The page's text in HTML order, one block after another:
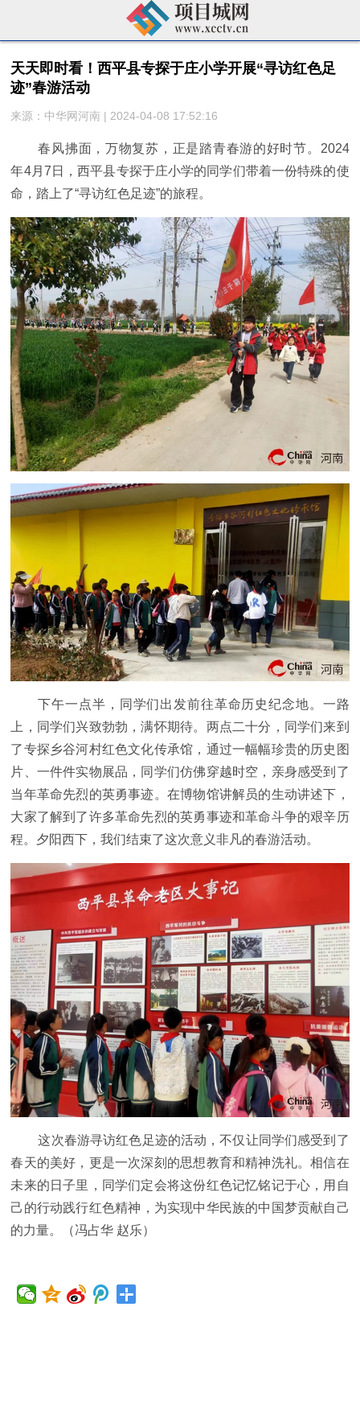
天天即时看！西平县专探于庄小学开展“寻访红色足
迹”春游活动
来源：中华网河南 | 2024-04-08 17:52:16
春风拂面，万物复苏，正是踏青春游的好时节。2024
年4月7日，西平县专探于庄小学的同学们带着一份特殊的使
命，踏上了“寻访红色足迹”的旅程。
下午一点半，同学们出发前往革命历史纪念地。一路
上，同学们兴致勃勃，满怀期待。两点二十分，同学们来到
了专探乡谷河村红色文化传承馆，通过一幅幅珍贵的历史图
片、一件件实物展品，同学们仿佛穿越时空，亲身感受到了
当年革命先烈的英勇事迹。在博物馆讲解员的生动讲述下，
大家了解到了许多革命先烈的英勇事迹和革命斗争的艰辛历
程。夕阳西下，我们结束了这次意义非凡的春游活动。
这次春游寻访红色足迹的活动，不仅让同学们感受到了
春天的美好，更是一次深刻的思想教育和精神洗礼。相信在
未来的日子里，同学们定会将这份红色记忆铭记于心，用自
己的行动践行红色精神 ，为实现中华民族的中国梦贡献自己
的力量。（冯占华 赵乐）